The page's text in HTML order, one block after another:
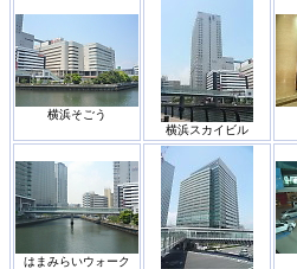
横浜そごう
横浜スカイビル
はまみらいウォーク